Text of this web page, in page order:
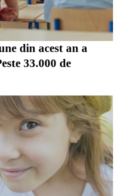
din acest an a
33.000 de